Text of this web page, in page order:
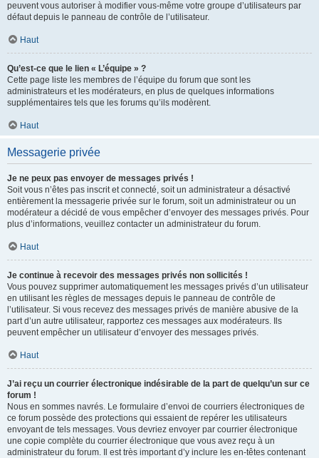
peuvent vous autoriser à modifier vous-même votre groupe d’utilisateurs par
défaut depuis le panneau de contrôle de l’utilisateur.
Haut
Qu’est-ce que le lien « L’équipe » ?
Cette page liste les membres de l’équipe du forum que sont les
administrateurs et les modérateurs, en plus de quelques informations
supplémentaires tels que les forums qu’ils modèrent.
Haut
Messagerie privée
Je ne peux pas envoyer de messages privés !
Soit vous n’êtes pas inscrit et connecté, soit un administrateur a désactivé
entièrement la messagerie privée sur le forum, soit un administrateur ou un
modérateur a décidé de vous empêcher d’envoyer des messages privés. Pour
plus d’informations, veuillez contacter un administrateur du forum.
Haut
Je continue à recevoir des messages privés non sollicités !
Vous pouvez supprimer automatiquement les messages privés d’un utilisateur
en utilisant les règles de messages depuis le panneau de contrôle de
l’utilisateur. Si vous recevez des messages privés de manière abusive de la
part d’un autre utilisateur, rapportez ces messages aux modérateurs. Ils
peuvent empêcher un utilisateur d’envoyer des messages privés.
Haut
J’ai reçu un courrier électronique indésirable de la part de quelqu’un sur ce
forum !
Nous en sommes navrés. Le formulaire d’envoi de courriers électroniques de
ce forum possède des protections qui essaient de repérer les utilisateurs
envoyant de tels messages. Vous devriez envoyer par courrier électronique
une copie complète du courrier électronique que vous avez reçu à un
administrateur du forum. Il est très important d’y inclure les en-têtes contenant